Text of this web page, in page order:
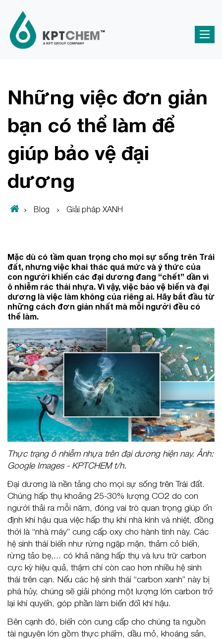
Những việc đơn giản
bạn có thể làm để
giúp bảo vệ đại
dương
Blog Giải pháp XANH
Mặc dù có tầm quan trọng cho mọi sự sống trên Trái
đất, nhưng việc khai thác quá mức và ý thức của
con người khiến các đại dương đang “chết” dần vì
ô nhiễm rác thải nhựa. Vì vậy, việc bảo vệ biển và đại
dương là việc làm không của riêng ai. Hãy bắt đầu từ
những cách đơn giản nhất mà mỗi người đều có
thể làm.
Thực trạng ô nhiễm nhựa trên đại dương hiện nay. Ảnh:
Google Images - KPTCHEM t/h.
Đại dương là nền tảng cho mọi sự sống trên Trái đất.
Chúng hấp thụ khoảng 25-30% lượng CO2 do con
người thải ra mỗi năm, đóng vai trò quan trọng giúp ổn
định khí hậu qua việc hấp thụ khí nhà kính và nhiệt, đồng
thời là “nhà máy” cung cấp oxy cho hành tinh này. Các
hệ sinh thái biển như rừng ngập mặn, thảm cỏ biển,
rừng tảo bẹ,... có khả năng hấp thụ và lưu trữ carbon
cực kỳ hiệu quả, thậm chí còn cao hơn nhiều hệ sinh
thái trên cạn. Nếu các hệ sinh thái “carbon xanh” này bị
phá hủy, chúng sẽ giải phóng một lượng lớn carbon trở
lại khí quyển, góp phần làm biến đổi khí hậu.
Bên cạnh đó, biển còn cung cấp cho chúng ta nguồn
tài nguyên lớn gồm thực phẩm, dầu mỏ, khoáng sản,